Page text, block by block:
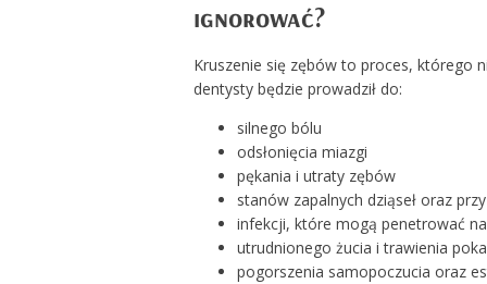
ignorować?
Kruszenie się zębów to proces, którego
dentysty będzie prowadził do:
silnego bólu
odsłonięcia miazgi
pękania i utraty zębów
stanów zapalnych dziąseł oraz
infekcji, które mogą penetrować
utrudnionego żucia i trawienia
pogorszenia samopoczucia oraz